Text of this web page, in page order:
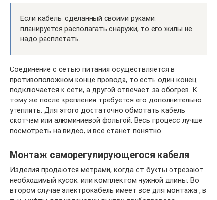
Если кабель, сделанный своими руками,
планируется располагать снаружи, то его жилы не
надо расплетать.
Соединение с сетью питания осуществляется в
противоположном конце провода, то есть один конец
подключается к сети, а другой отвечает за обогрев. К
тому же после крепления требуется его дополнительно
утеплить. Для этого достаточно обмотать кабель
скотчем или алюминиевой фольгой. Весь процесс лучше
посмотреть на видео, и всё станет понятно.
Монтаж саморегулирующегося кабеля
Изделия продаются метрами, когда от бухты отрезают
необходимый кусок, или комплектом нужной длины. Во
втором случае электрокабель имеет все для монтажа , в